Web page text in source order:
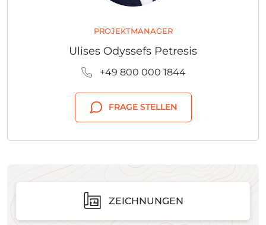
PROJEKTMANAGER
Ulises Odyssefs Petresis
+49 800 000 1844
FRAGE STELLEN
ZEICHNUNGEN